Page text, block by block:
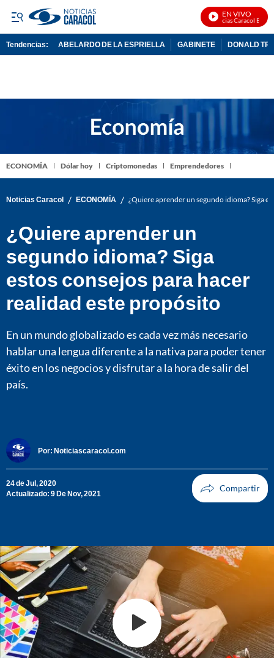
EN VIVO
Noticias Caracol En Vivo
Tendencias: ABELARDO DE LA ESPRIELLA GABINETE DONALD
ECONOMÍA Dólar hoy Criptomonedas Emprendedores
Noticias Caracol / ECONOMÍA / ¿Quiere aprender un segundo idioma? Siga
¿Quiere aprender un
segundo idioma? Siga
estos consejos para hacer
realidad este propósito
En un mundo globalizado es cada vez más necesario
hablar una lengua diferente a la nativa para poder tener
éxito en los negocios y disfrutar a la hora de salir del
país.
Por: Noticiascaracol.com
24 de Jul, 2020
Actualizado: 9 De Nov, 2021